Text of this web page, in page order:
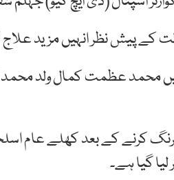
کے پیش نظر انہیں مزید
محمد عظمت کمال ولد محمد
کرنے کے بعد کھلے عام
گیا ہے۔